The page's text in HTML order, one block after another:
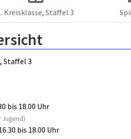
Kreisklasse, Staffel 3
Staffel 3
bis 18.00 Uhr
Jugend)
bis 18.00 Uhr